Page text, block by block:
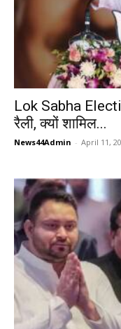
Lok Sabha
रैली, क्यों शामिल...
News44Admin - April 11,